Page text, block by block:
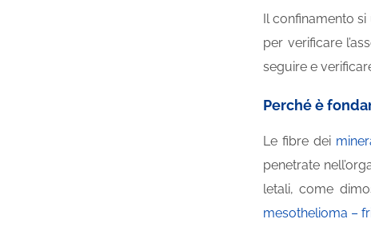
Il confinamento
per verificare
seguire e
Perché è
Le fibre dei
penetrate
letali, come
mesothelioma –